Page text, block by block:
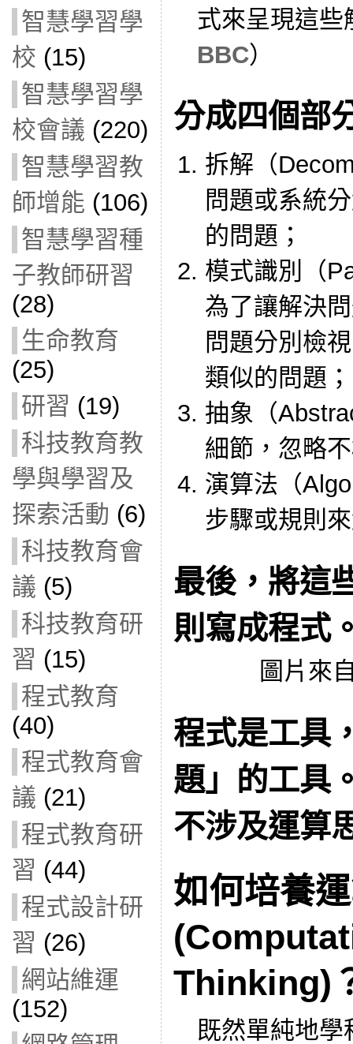
智慧學習學
校 (15)
智慧學習學
校會議 (220)
智慧學習教
師增能 (106)
智慧學習種
子教師研習
(28)
生命教育
(25)
研習 (19)
科技教育教
學與學習及
探索活動 (6)
科技教育會
議 (5)
科技教育研
習 (15)
程式教育
(40)
程式教育會
議 (21)
程式教育研
習 (44)
程式設計研
習 (26)
網站維運
(152)
式來呈現這些
BBC）
分成四個部
拆解（
問題或系統
的問題；
模式識別（
為了讓解決
問題分別檢
類似的問題；
抽象（
細節，忽略
演算法（
步驟或規則
最後，將這
則寫成程式
圖片來
程式是工具
題」的工具
不涉及運算
如何培養
Thinking)
既然單純地學